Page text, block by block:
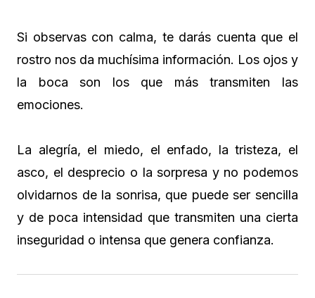
Si observas con calma, te darás cuenta que el
rostro nos da muchísima información. Los ojos y
la boca son los que más transmiten las
emociones.
La alegría, el miedo, el enfado, la tristeza, el
asco, el desprecio o la sorpresa y no podemos
olvidarnos de la sonrisa, que puede ser sencilla
y de poca intensidad que transmiten una cierta
inseguridad o intensa que genera confianza.